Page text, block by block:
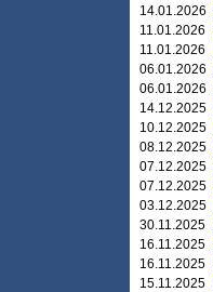
14.01.2026
11.01.2026
11.01.2026
06.01.2026
06.01.2026
14.12.2025
10.12.2025
08.12.2025
07.12.2025
07.12.2025
03.12.2025
30.11.2025
16.11.2025
16.11.2025
15.11.2025